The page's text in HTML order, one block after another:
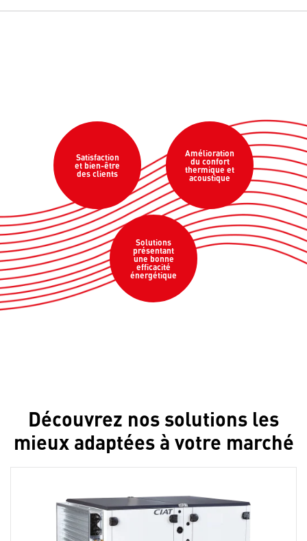
Satisfaction
et bien-être
des clients
Amélioration
du confort
thermique et
acoustique
Solutions
présentant
une bonne
efficacité
énergétique
Découvrez nos solutions les
mieux adaptées à votre marché